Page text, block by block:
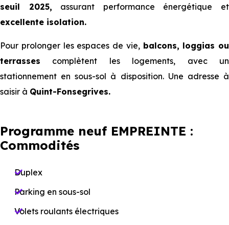
seuil 2025, assurant performance énergétique et
excellente isolation.
Pour prolonger les espaces de vie, balcons, loggias ou
terrasses complètent les logements, avec un
stationnement en sous-sol à disposition. Une adresse à
saisir à Quint-Fonsegrives.
Programme neuf EMPREINTE :
Commodités
Duplex
Parking en sous-sol
Volets roulants électriques